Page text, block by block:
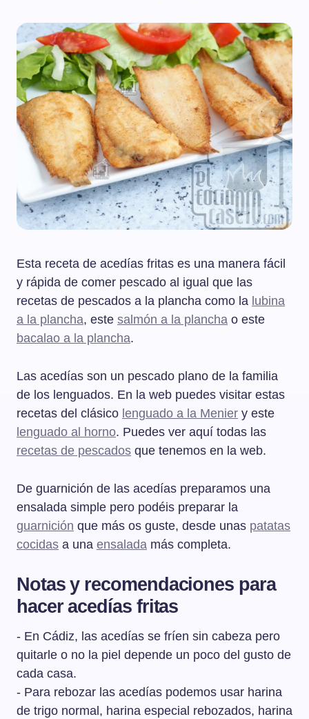
Esta receta de acedías fritas es una manera fácil
y rápida de comer pescado al igual que las
recetas de pescados a la plancha como la lubina
a la plancha, este salmón a la plancha o este
bacalao a la plancha.
Las acedías son un pescado plano de la familia
de los lenguados. En la web puedes visitar estas
recetas del clásico lenguado a la Menier y este
lenguado al horno. Puedes ver aquí todas las
recetas de pescados que tenemos en la web.
De guarnición de las acedías preparamos una
ensalada simple pero podéis preparar la
guarnición que más os guste, desde unas patatas
cocidas a una ensalada más completa.
Notas y recomendaciones para
hacer acedías fritas
- En Cádiz, las acedías se fríen sin cabeza pero
quitarle o no la piel depende un poco del gusto de
cada casa.
- Para rebozar las acedías podemos usar harina
de trigo normal, harina especial rebozados, harina